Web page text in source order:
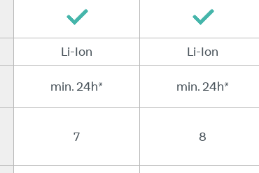
Li-Ion Li-Ion
min. 24h* min. 24h*
7 8